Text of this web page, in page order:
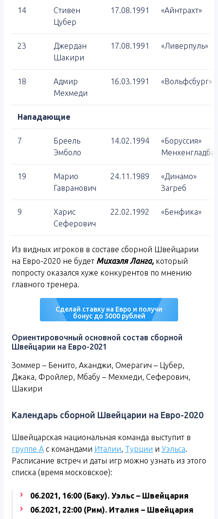
14
Стивен
Цубер
17.08.1991 «Айнтрахт»
23
Джердан
Шакири
17.08.1991 «Ливерпуль»
18
Адмир
Мехмеди
16.03.1991 «Вольфсбург»
Нападающие
7
Бреель
Эмболо
14.02.1994
«Боруссия»
Менхенгладбах
19
Марио
Гавранович
24.11.1989
«Динамо»
Загреб
9
Харис
Сеферович
22.02.1992 «Бенфика»
Из видных игроков в составе сборной Швейцарии
на Евро-2020 не будет Михаэля Ланга, который
попросту оказался хуже конкурентов по мнению
главного тренера.
Сделай ставку на Евро и получи
бонус до 5000 рублей
Ориентировочный основной состав сборной
Швейцарии на Евро-2021
Зоммер – Бенито, Аканджи, Омерагич – Цубер,
Джака, Фройлер, Мбабу – Мехмеди, Сеферович,
Шакири
Календарь сборной Швейцарии на Евро-2020
Швейцарская национальная команда выступит в
группе А с командами Италии, Турции и Уэльса.
Расписание встреч и даты игр можно узнать из этого
списка (время московское):
06.2021, 16:00 (Баку). Уэльс – Швейцария
06.2021, 22:00 (Рим). Италия – Швейцария